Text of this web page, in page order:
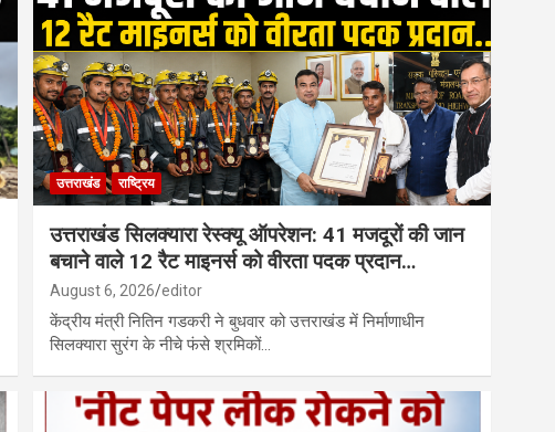
उत्तराखंड राष्ट्रिय
उत्तराखंड सिलक्यारा रेस्क्यू ऑपरेशन: 41 मजदूरों की जान
बचाने वाले 12 रैट माइनर्स को वीरता पदक प्रदान…
August 6, 2026 editor
केंद्रीय मंत्री नितिन गडकरी ने बुधवार को उत्तराखंड में निर्माणाधीन
सिलक्यारा सुरंग के नीचे फंसे श्रमिकों…